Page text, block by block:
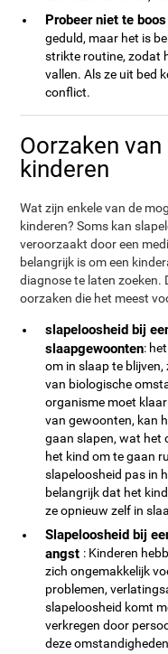
Probeer niet te
geduld, maar het is
strikte routine, zodat
vallen. Als ze uit bed
conflict.
Oorzaken
kinderen
Wat zijn enkele van de
kinderen? Soms kan
veroorzaakt door een
belangrijk is om een
diagnose te laten zoeken.
oorzaken die het meest
slapeloosheid bij
slaapgewoonten:
om in slaap te
van biologische
organisme moet
van gewoonten, kan
gaan slapen, wat het
het kind om te gaan
slapeloosheid pas ​​in
belangrijk dat het
ze opnieuw zelf in
Slapeloosheid bij
angst : Kinderen
zich ongemakkelijk
problemen,
slapeloosheid komt
verkregen door
deze